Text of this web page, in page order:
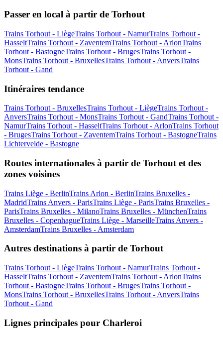
Passer en local à partir de Torhout
Trains Torhout - LiègeTrains Torhout - NamurTrains Torhout -
HasseltTrains Torhout - ZaventemTrains Torhout - ArlonTrains
Torhout - BastogneTrains Torhout - BrugesTrains Torhout -
MonsTrains Torhout - BruxellesTrains Torhout - AnversTrains
Torhout - Gand
Itinéraires tendance
Trains Torhout - BruxellesTrains Torhout - LiègeTrains Torhout -
AnversTrains Torhout - MonsTrains Torhout - GandTrains Torhout -
NamurTrains Torhout - HasseltTrains Torhout - ArlonTrains Torhout
- BrugesTrains Torhout - ZaventemTrains Torhout - BastogneTrains
Lichtervelde - Bastogne
Routes internationales à partir de Torhout et des
zones voisines
Trains Liège - BerlinTrains Arlon - BerlinTrains Bruxelles -
MadridTrains Anvers - ParisTrains Liège - ParisTrains Bruxelles -
ParisTrains Bruxelles - MilanoTrains Bruxelles - MünchenTrains
Bruxelles - CopenhagueTrains Liège - MarseilleTrains Anvers -
AmsterdamTrains Bruxelles - Amsterdam
Autres destinations à partir de Torhout
Trains Torhout - LiègeTrains Torhout - NamurTrains Torhout -
HasseltTrains Torhout - ZaventemTrains Torhout - ArlonTrains
Torhout - BastogneTrains Torhout - BrugesTrains Torhout -
MonsTrains Torhout - BruxellesTrains Torhout - AnversTrains
Torhout - Gand
Lignes principales pour Charleroi